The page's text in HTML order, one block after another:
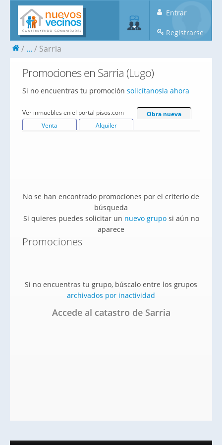
Entrar
Registrarse
... Sarria
Promociones en Sarria (Lugo)
Si no encuentras tu promoción solicítanosla ahora
Ver inmuebles en el portal pisos.com
Obra nueva
Venta
Alquiler
No se han encontrado promociones por el criterio de
búsqueda
Si quieres puedes solicitar un nuevo gruposi aún no
aparece
Promociones
Si no encuentras tu grupo, búscalo entre los grupos
archivados por inactividad
Accede al catastro de Sarria